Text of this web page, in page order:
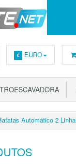
€ EURO
Automático 2